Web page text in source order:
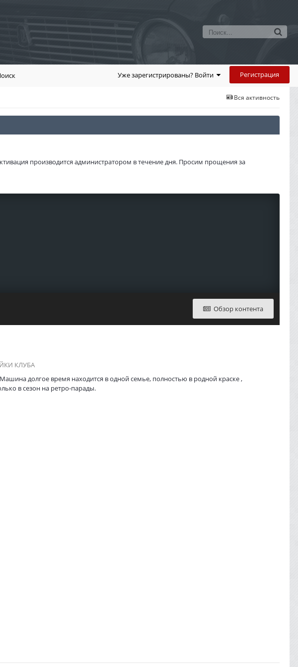
Уже зарегистрированы? Войти Регистрация
Вся активность
производится администратором в течение дня. Просим прощения за
Обзор контента
КЛУБА
долгое время находится в одной семье, полностью в родной краске ,
в сезон на ретро-парады.